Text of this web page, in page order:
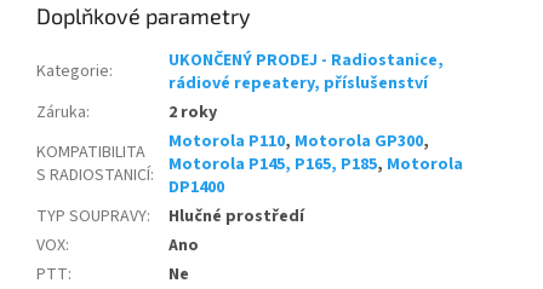
Doplňkové parametry
Kategorie:
UKONČENÝ PRODEJ - Radiostanice,
rádiové repeatery, příslušenství
Záruka:
2 roky
KOMPATIBILITA
S RADIOSTANICÍ:
Motorola P110, Motorola GP300,
Motorola P145, P165, P185, Motorola
DP1400
TYP SOUPRAVY:
Hlučné prostředí
VOX:
Ano
PTT:
Ne